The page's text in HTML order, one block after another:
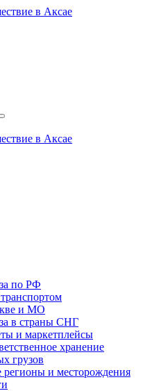
по РФ
и МО
в страны СНГ
и маркетплейсы
хранение
грузов
регионы и месторождения